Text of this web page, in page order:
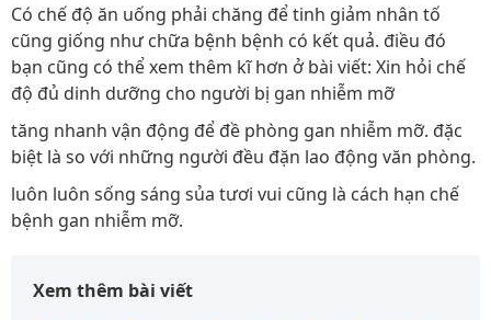
Có chế độ ăn uống phải chăng để tinh giảm nhân tố
cũng giống như chữa bệnh bệnh có kết quả. điều đó
bạn cũng có thể xem thêm kĩ hơn ở bài viết: Xin hỏi chế
độ đủ dinh dưỡng cho người bị gan nhiễm mỡ
tăng nhanh vận động để đề phòng gan nhiễm mỡ. đặc
biệt là so với những người đều đặn lao động văn phòng.
luôn luôn sống sáng sủa tươi vui cũng là cách hạn chế
bệnh gan nhiễm mỡ.
Xem thêm bài viết